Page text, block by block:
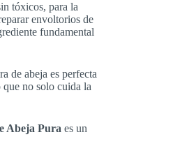
tóxicos, para la
envoltorios de
fundamental
de abeja es perfecta
no solo cuida la
Abeja Pura es un